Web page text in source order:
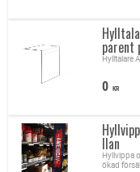
parent
Hylltalare
0 KR
llan
Hyllvippa
ökad